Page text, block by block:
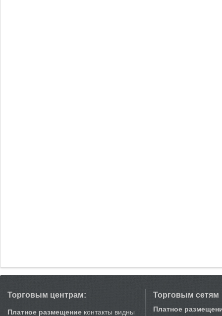
Торговым центрам:
Платное размещение контакты видны
Торговым сетям
Платное